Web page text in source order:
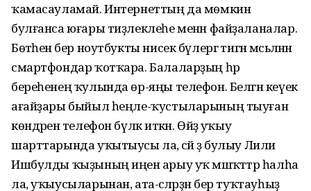
ҡамасауламай. Интернеттың да мөмкин
булғанса юғары тиҙлеклеһе менән файҙаланалар.
Бөтәһенә бер ноутбукты нисек бүлергә тигән мәсьәләнән
смартфондар ҡотҡара. Балаларҙың һәр
береһенең ҡулында өр-яңы телефон. Белгән кеүек
ағайҙары быйыл һеңле-ҡустыларының тыуған
көндәренә телефон бүләк иткән. Өйҙә уҡыу
шарттарында уҡытыусы ла, әсәй ҙә булыу Лилиә
Ишбулды ҡыҙының иңенә арыу уҡ мәшәҡәттәр һалһа
ла, уҡыусыларынан, ата-әсәләрҙән бер туҡтауһыҙ